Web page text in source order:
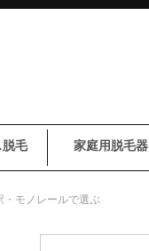
脱毛 家庭用脱毛器
・モノレールで選ぶ